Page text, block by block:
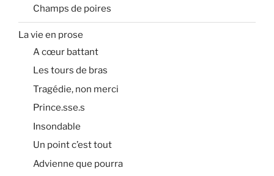
Champs de poires
La vie en prose
A cœur battant
Les tours de bras
Tragédie, non merci
Prince.sse.s
Insondable
Un point c’est tout
Advienne que pourra